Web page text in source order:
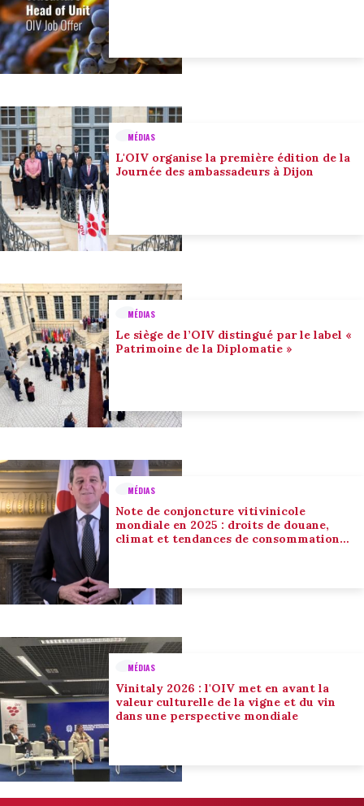
MÉDIAS
L'OIV organise la première édition de la
Journée des ambassadeurs à Dijon
MÉDIAS
Le siège de l’OIV distingué par le label «
Patrimoine de la Diplomatie »
MÉDIAS
Note de conjoncture vitivinicole
mondiale en 2025 : droits de douane,
climat et tendances de consommation
MÉDIAS
Vinitaly 2026 : l'OIV met en avant la
valeur culturelle de la vigne et du vin
dans une perspective mondiale